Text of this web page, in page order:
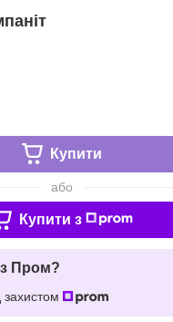
Купити
або
Купити з
Пром?